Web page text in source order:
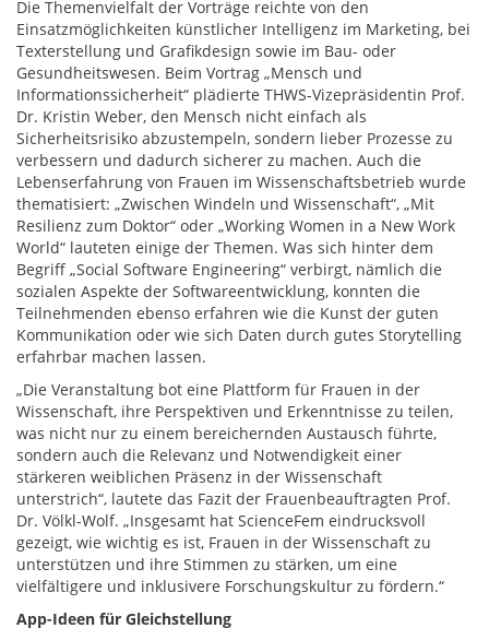
Die Themenvielfalt der Vorträge reichte von den
Einsatzmöglichkeiten künstlicher Intelligenz im Marketing, bei
Texterstellung und Grafikdesign sowie im Bau- oder
Gesundheitswesen. Beim Vortrag „Mensch und
Informationssicherheit“ plädierte THWS-Vizepräsidentin Prof.
Dr. Kristin Weber, den Mensch nicht einfach als
Sicherheitsrisiko abzustempeln, sondern lieber Prozesse zu
verbessern und dadurch sicherer zu machen. Auch die
Lebenserfahrung von Frauen im Wissenschaftsbetrieb wurde
thematisiert: „Zwischen Windeln und Wissenschaft“, „Mit
Resilienz zum Doktor“ oder „Working Women in a New Work
World“ lauteten einige der Themen. Was sich hinter dem
Begriff „Social Software Engineering“ verbirgt, nämlich die
sozialen Aspekte der Softwareentwicklung, konnten die
Teilnehmenden ebenso erfahren wie die Kunst der guten
Kommunikation oder wie sich Daten durch gutes Storytelling
erfahrbar machen lassen.
„Die Veranstaltung bot eine Plattform für Frauen in der
Wissenschaft, ihre Perspektiven und Erkenntnisse zu teilen,
was nicht nur zu einem bereichernden Austausch führte,
sondern auch die Relevanz und Notwendigkeit einer
stärkeren weiblichen Präsenz in der Wissenschaft
unterstrich“, lautete das Fazit der Frauenbeauftragten Prof.
Dr. Völkl-Wolf. „Insgesamt hat ScienceFem eindrucksvoll
gezeigt, wie wichtig es ist, Frauen in der Wissenschaft zu
unterstützen und ihre Stimmen zu stärken, um eine
vielfältigere und inklusivere Forschungskultur zu fördern.“
App-Ideen für Gleichstellung